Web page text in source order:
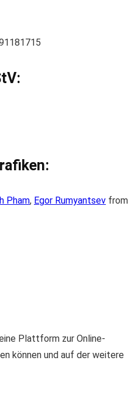
Pham, Egor Rumyantsev from
Plattform zur Online-
können und auf der weitere